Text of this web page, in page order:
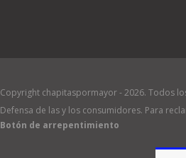
Copyright chapitaspormayor - 2026. Todos
Defensa de las y los consumidores. Para
Botón de arrepentimiento